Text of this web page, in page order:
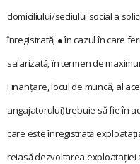
domiciliului/sediului social a
înregistrată; ● în cazul în care
salarizată, în termen de
Finanțare, locul de muncă, al
angajatorului) trebuie să fie în
care este înregistrată
reiasă dezvoltarea exploatației